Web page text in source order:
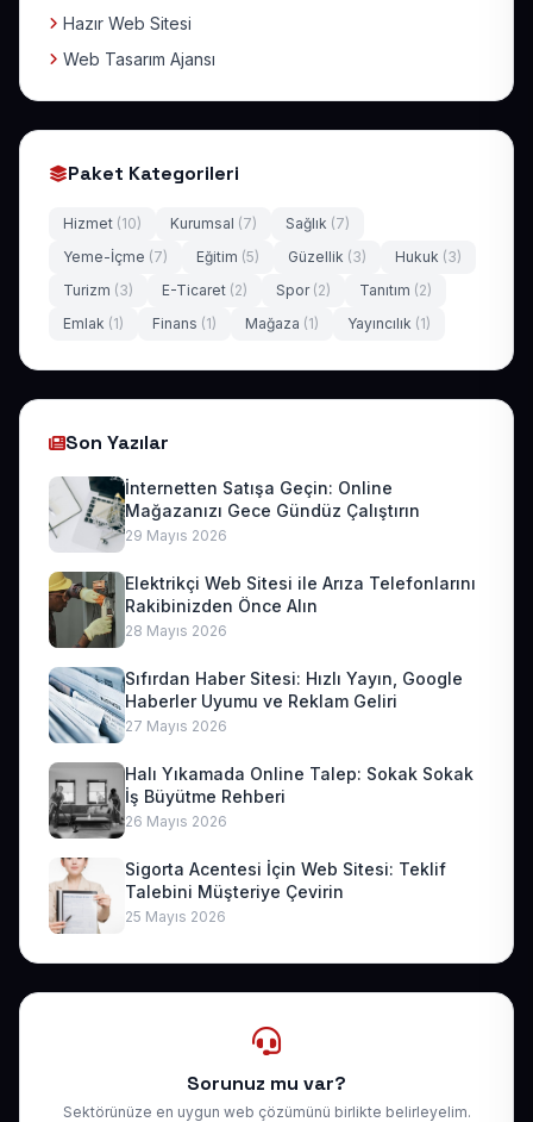
Hazır Web Sitesi
Web Tasarım Ajansı
Paket Kategorileri
Hizmet (10) Kurumsal (7) Sağlık (7)
Yeme-İçme (7) Eğitim (5) Güzellik (3) Hukuk (3)
Turizm (3) E-Ticaret (2) Spor (2) Tanıtım (2)
Emlak (1) Finans (1) Mağaza (1) Yayıncılık (1)
Son Yazılar
İnternetten Satışa Geçin: Online
Mağazanızı Gece Gündüz Çalıştırın
29 Mayıs 2026
Elektrikçi Web Sitesi ile Arıza Telefonlarını
Rakibinizden Önce Alın
28 Mayıs 2026
Sıfırdan Haber Sitesi: Hızlı Yayın, Google
Haberler Uyumu ve Reklam Geliri
27 Mayıs 2026
Halı Yıkamada Online Talep: Sokak Sokak
İş Büyütme Rehberi
26 Mayıs 2026
Sigorta Acentesi İçin Web Sitesi: Teklif
Talebini Müşteriye Çevirin
25 Mayıs 2026
Sorunuz mu var?
Sektörünüze en uygun web çözümünü birlikte belirleyelim.